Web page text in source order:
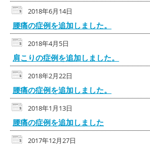
2018年6月14日
腰痛の症例を追加しました。
2018年4月5日
肩こりの症例を追加しました。
2018年2月22日
腰痛の症例を追加しました。
2018年1月13日
腰痛の症例を追加しました
2017年12月27日